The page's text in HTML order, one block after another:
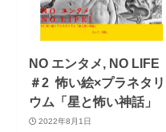
NO エンタメ, NO LIFE
＃2 怖い絵×プラネタリ
ウム「星と怖い神話」
2022年8月1日